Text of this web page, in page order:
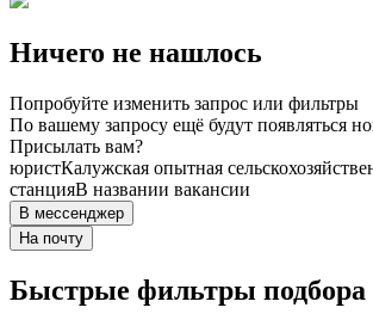
Ничего не нашлось
Попробуйте изменить запрос или фильтры
По вашему запросу ещё будут появляться
Присылать вам?
юристКалужская опытная
станцияВ названии вакансии
В мессенджер
На почту
Быстрые фильтры подбора